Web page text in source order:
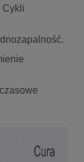
Cykli